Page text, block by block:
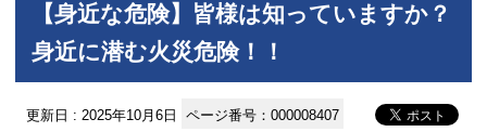
【身近な危険】皆様は知っていますか？
身近に潜む火災危険！！
更新日 : 2025年10月6日 ページ番号：000008407